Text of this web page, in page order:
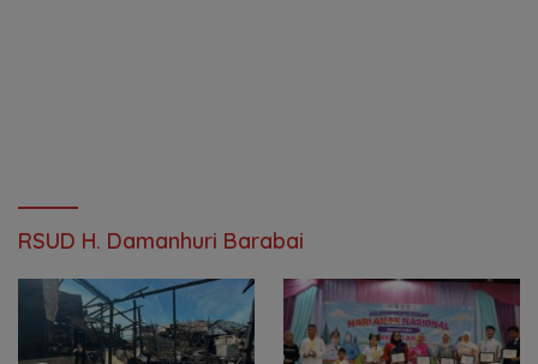
RSUD H. Damanhuri Barabai